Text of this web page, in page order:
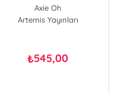
Axie Oh
Artemis Yayınları
₺545,00